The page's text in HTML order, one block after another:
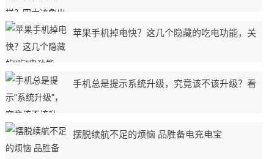
苹果手机掉电快？这几个隐藏的吃电功能，关
手机总是提示系统升级，究竟该不该升级？看
摆脱续航不足的烦恼 品胜备电充电宝